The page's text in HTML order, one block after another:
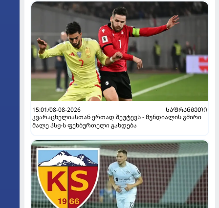
15:01/08-08-2026
ᲡᲐᲤᲠᲐᲜᲒᲔᲗᲘ
კვარაცხელიასთან ერთად შეუტევს - მუნდიალის გმირი
მალე პსჟ-ს ფეხბურთელი გახდება